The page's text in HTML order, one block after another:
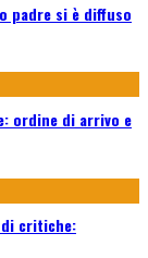
padre si è diffuso
ordine di arrivo e
di critiche: